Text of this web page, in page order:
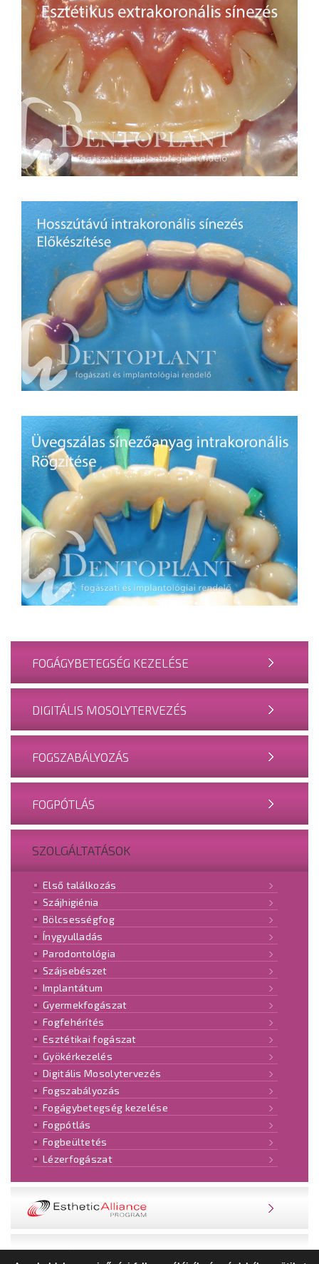
FOGÁGYBETEGSÉG KEZELÉSE
DIGITÁLIS MOSOLYTERVEZÉS
FOGSZABÁLYOZÁS
FOGPÓTLÁS
SZOLGÁLTATÁSOK
Első találkozás
Szájhigiénia
Bölcsességfog
Ínygyulladás
Parodontológia
Szájsebészet
Implantátum
Gyermekfogászat
Fogfehérítés
Esztétikai fogászat
Gyökérkezelés
Digitális Mosolytervezés
Fogszabályozás
Fogágybetegség kezelése
Fogpótlás
Fogbeültetés
Lézerfogászat
NOBEL ESTHETIC ALLIANCE® PROGRAM